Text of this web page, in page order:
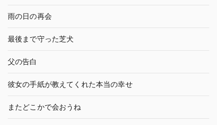
雨の日の再会
最後まで守った芝犬
父の告白
彼女の手紙が教えてくれた本当の幸せ
またどこかで会おうね